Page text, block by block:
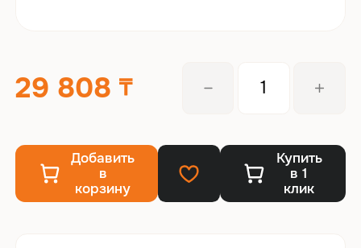
29 808
Добавить
в
корзину
Купить
в 1
клик